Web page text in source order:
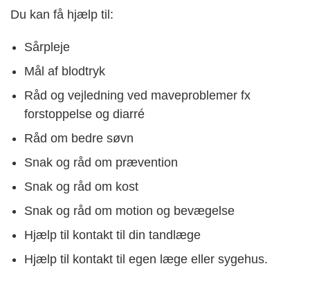
Du kan få hjælp til:
Sårpleje
Mål af blodtryk
Råd og vejledning ved maveproblemer fx
forstoppelse og diarré
Råd om bedre søvn
Snak og råd om prævention
Snak og råd om kost
Snak og råd om motion og bevægelse
Hjælp til kontakt til din tandlæge
Hjælp til kontakt til egen læge eller sygehus.